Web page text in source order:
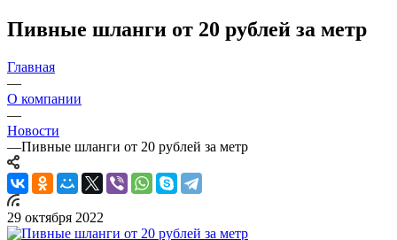
Пивные шланги от 20 рублей за метр
Главная
—
О компании
—
Новости
—Пивные шланги от 20 рублей за метр
29 октября 2022